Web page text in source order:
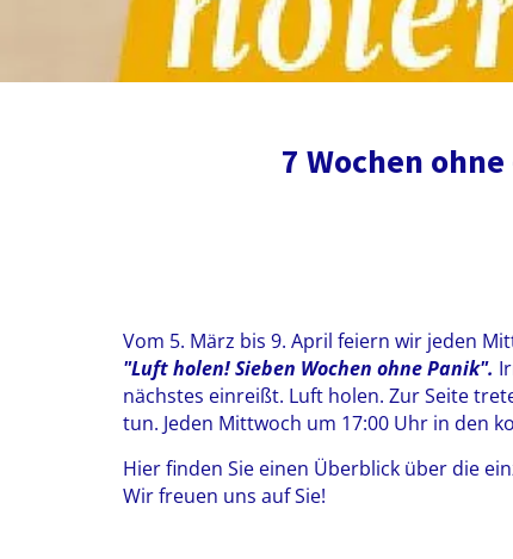
7 Wochen
Vom 5. März bis 9. April feiern wir jeden
"Luft holen! Sieben Wochen ohne Panik".
nächstes einreißt. Luft holen. Zur Seite
tun. Jeden Mittwoch um 17:00 Uhr in den
Hier finden Sie einen Überblick über die
Wir freuen uns auf Sie!